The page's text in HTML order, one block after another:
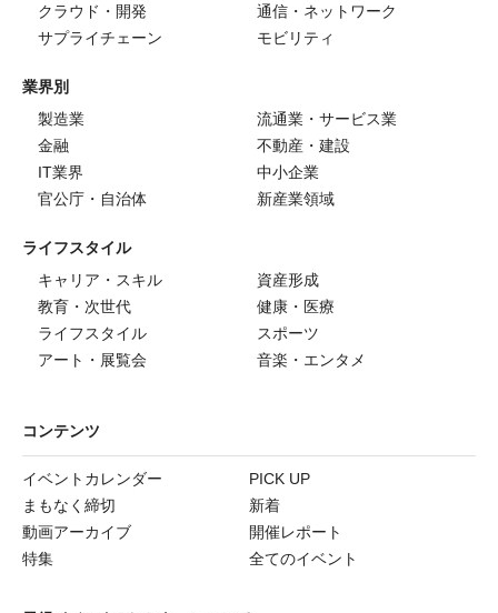
クラウド・開発
通信・ネットワーク
サプライチェーン
モビリティ
業界別
製造業
流通業・サービス業
金融
不動産・建設
IT業界
中小企業
官公庁・自治体
新産業領域
ライフスタイル
キャリア・スキル
資産形成
教育・次世代
健康・医療
ライフスタイル
スポーツ
アート・展覧会
音楽・エンタメ
コンテンツ
イベントカレンダー
PICK UP
まもなく締切
新着
動画アーカイブ
開催レポート
特集
全てのイベント